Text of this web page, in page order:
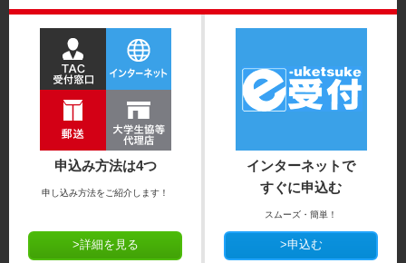
申込み方法は4つ
申し込み方法をご紹介します！
>詳細を見る
インターネットで
すぐに申込む
スムーズ・簡単！
>申込む